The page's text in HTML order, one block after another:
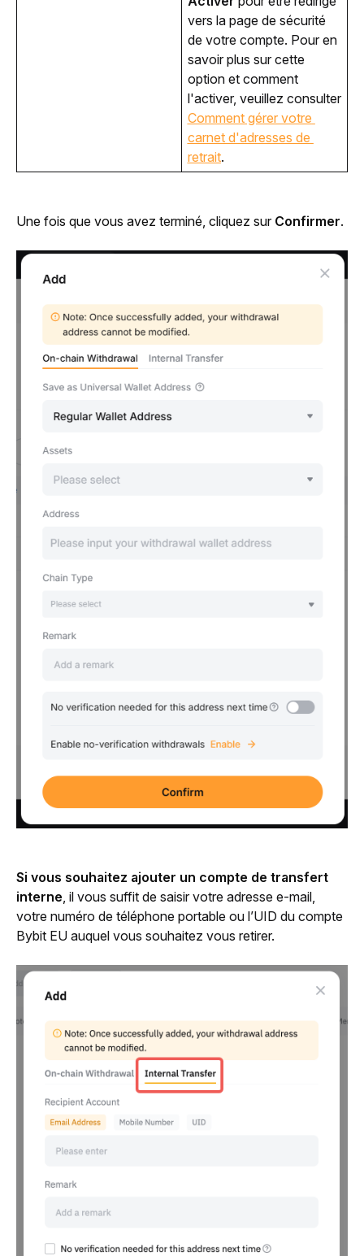
vers la page de sécurité
de votre compte. Pour en
savoir plus sur cette
option et comment
l'activer, veuillez consulter
Comment gérer votre
carnet d'adresses de
retrait.
Une fois que vous avez terminé, cliquez sur Confirmer.
Si vous souhaitez ajouter un compte de transfert
interne, il vous suffit de saisir votre adresse e-mail,
votre numéro de téléphone portable ou l’UID du compte
Bybit EU auquel vous souhaitez vous retirer.